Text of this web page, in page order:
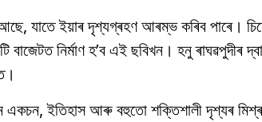
আছে, যাতে ইয়াৰ দৃশ্যগ্ৰহণ আৰম্ভ কৰিব পাৰে।
নিৰ্মাণ হ’ব এই ছবিখন। হনু ৰাঘৱপুদীৰ
ইতিহাস আৰু বহুতো শক্তিশালী দৃশ্যৰ